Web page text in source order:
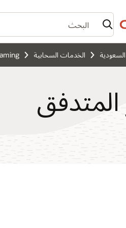
الخدمات السحابية
المتدفق